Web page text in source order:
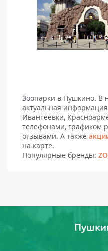
Зоопарки в Пушкино. В
актуальная
Ивантеевки,
телефонами, графиком
отзывами. А также
на карте.
Популярные бренды: